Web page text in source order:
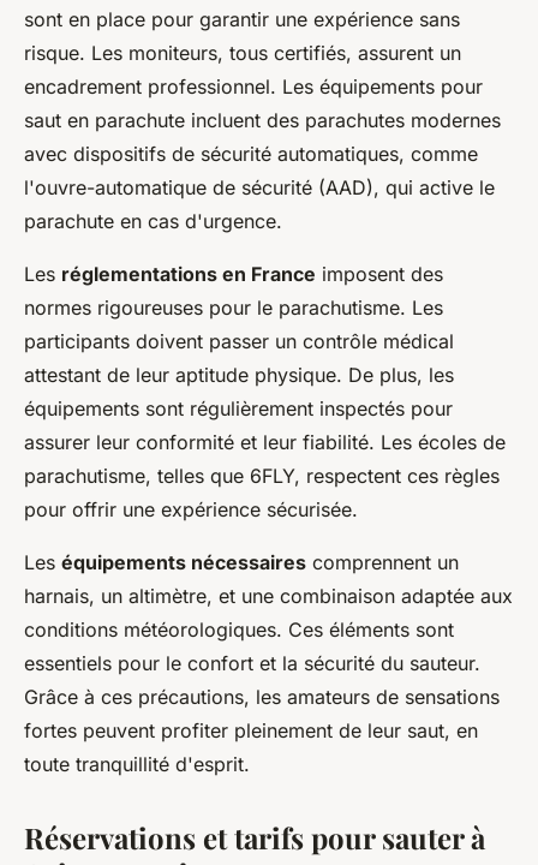
sont en place pour garantir une expérience sans
risque. Les moniteurs, tous certifiés, assurent un
encadrement professionnel. Les équipements pour
saut en parachute incluent des parachutes modernes
avec dispositifs de sécurité automatiques, comme
l'ouvre-automatique de sécurité (AAD), qui active le
parachute en cas d'urgence.
Les réglementations en France imposent des
normes rigoureuses pour le parachutisme. Les
participants doivent passer un contrôle médical
attestant de leur aptitude physique. De plus, les
équipements sont régulièrement inspectés pour
assurer leur conformité et leur fiabilité. Les écoles de
parachutisme, telles que 6FLY, respectent ces règles
pour offrir une expérience sécurisée.
Les équipements nécessaires comprennent un
harnais, un altimètre, et une combinaison adaptée aux
conditions météorologiques. Ces éléments sont
essentiels pour le confort et la sécurité du sauteur.
Grâce à ces précautions, les amateurs de sensations
fortes peuvent profiter pleinement de leur saut, en
toute tranquillité d'esprit.
Réservations et tarifs pour sauter à